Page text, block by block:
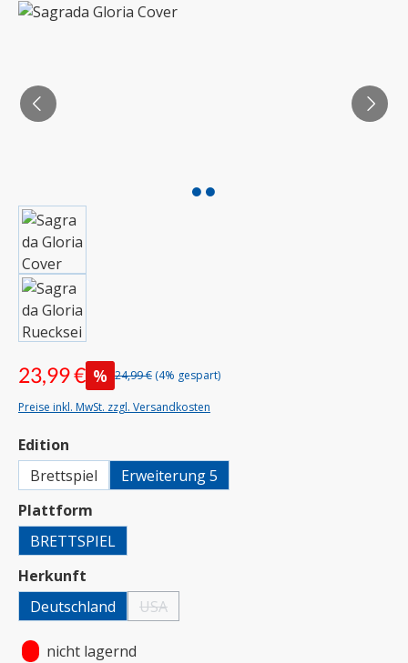
Bildergalerie überspringen
23,99 € % 24,99 € (4% gespart)
Preise inkl. MwSt. zzgl. Versandkosten
Edition
Brettspiel
Erweiterung 5
Plattform
BRETTSPIEL
Herkunft
Deutschland
USA(Diese Option ist zurzeit nicht verfügbar.)
nicht lagernd